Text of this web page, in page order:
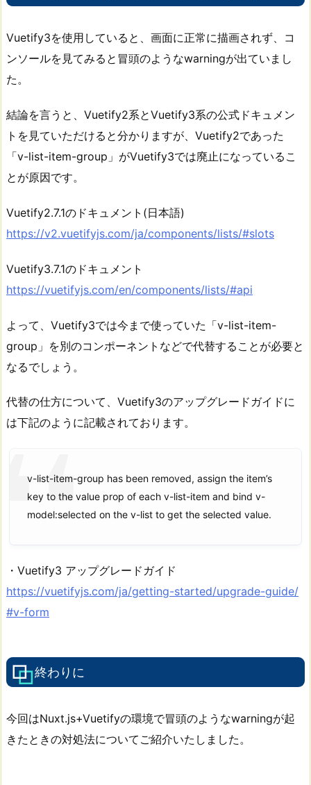
Vuetify3を使用していると、画面に正常に描画されず、コ
ンソールを見てみると冒頭のようなwarningが出ていまし
た。
結論を言うと、Vuetify2系とVuetify3系の公式ドキュメン
トを見ていただけると分かりますが、Vuetify2であった
「v-list-item-group」がVuetify3では廃止になっているこ
とが原因です。
Vuetify2.7.1のドキュメント(日本語)
https://v2.vuetifyjs.com/ja/components/lists/#slots
Vuetify3.7.1のドキュメント
https://vuetifyjs.com/en/components/lists/#api
よって、Vuetify3では今まで使っていた「v-list-item-
group」を別のコンポーネントなどで代替することが必要と
なるでしょう。
代替の仕方について、Vuetify3のアップグレードガイドに
は下記のように記載されております。
v-list-item-group has been removed, assign the item’s
key to the value prop of each v-list-item and bind v-
model:selected on the v-list to get the selected value.
・Vuetify3 アップグレードガイド
https://vuetifyjs.com/ja/getting-started/upgrade-guide/
#v-form
終わりに
今回はNuxt.js+Vuetifyの環境で冒頭のようなwarningが起
きたときの対処法についてご紹介いたしました。